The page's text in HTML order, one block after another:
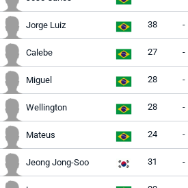
Jorge Luiz 38 -
Calebe 27 -
Miguel 28 -
Wellington 28 -
Mateus 24 -
Jeong Jong-Soo 31 -